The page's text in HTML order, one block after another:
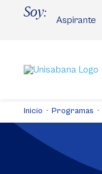
Soy:
Aspirante
Inicio Programas